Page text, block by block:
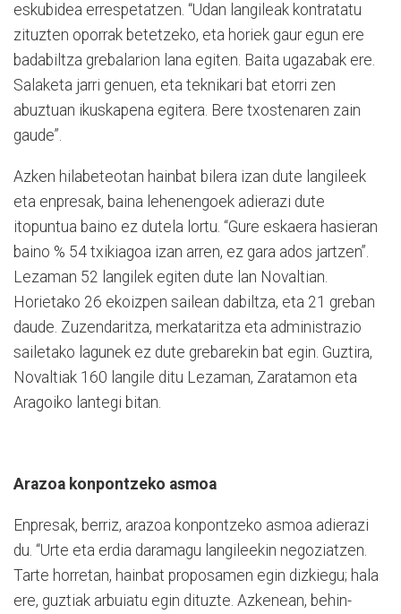
eskubidea errespetatzen. “Udan langileak kontratatu
zituzten oporrak betetzeko, eta horiek gaur egun ere
badabiltza grebalarion lana egiten. Baita ugazabak ere.
Salaketa jarri genuen, eta teknikari bat etorri zen
abuztuan ikuskapena egitera. Bere txostenaren zain
gaude”.
Azken hilabeteotan hainbat bilera izan dute langileek
eta enpresak, baina lehenengoek adierazi dute
itopuntua baino ez dutela lortu. “Gure eskaera hasieran
baino % 54 txikiagoa izan arren, ez gara ados jartzen”.
Lezaman 52 langilek egiten dute lan Novaltian.
Horietako 26 ekoizpen sailean dabiltza, eta 21 greban
daude. Zuzendaritza, merkataritza eta administrazio
sailetako lagunek ez dute grebarekin bat egin. Guztira,
Novaltiak 160 langile ditu Lezaman, Zaratamon eta
Aragoiko lantegi bitan.
Arazoa konpontzeko asmoa
Enpresak, berriz, arazoa konpontzeko asmoa adierazi
du. “Urte eta erdia daramagu langileekin negoziatzen.
Tarte horretan, hainbat proposamen egin dizkiegu; hala
ere, guztiak arbuiatu egin dituzte. Azkenean, behin-